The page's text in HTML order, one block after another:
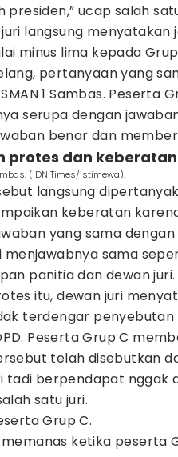
presiden,” ucap salah
juri langsung
minus lima kepada Grup
pertanyaan yang
1 Sambas. Peserta
serupa dengan
benar dan
protes dan keberatan
(IDN Times/istimewa).
langsung
keberatan
yang sama dengan
menjawabnya sama
panitia dan dewan juri.
itu, dewan juri
terdengar penyebutan
Peserta Grup C
telah disebutkan
tadi berpendapat nggak
satu juri.
Grup C.
ketika peserta